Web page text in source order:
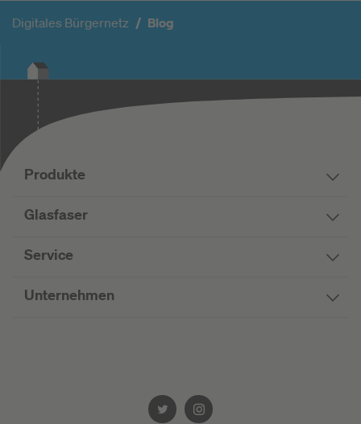
Digitales Bürgernetz Blog
Produkte
Glasfaser
Service
Unternehmen